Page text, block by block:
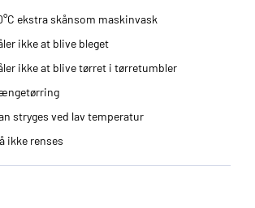
ekstra skånsom maskinvask
ikke at blive bleget
ikke at blive tørret i tørretumbler
stryges ved lav temperatur
ikke renses